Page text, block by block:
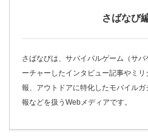
さばなび
さばなびは、サバイバルゲーム（サ
ーチャーしたインタビュー記事やミ
報、アウトドアに特化したモバイル
報などを扱うWebメディアです。